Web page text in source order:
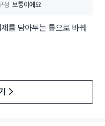
성 보통이에요
를 담아두는 통으로 바꿔